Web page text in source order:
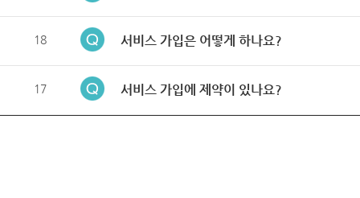
18 서비스 가입은 어떻게 하나요?
17 서비스 가입에 제약이 있나요?